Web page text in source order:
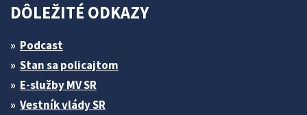
DÔLEŽITÉ ODKAZY
Podcast
Stan sa policajtom
E-služby MV SR
Vestník vlády SR